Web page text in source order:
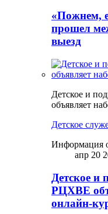
«Пожнем,
прошел
выезд
Детское и
объявляет
Детское
Информация
апр 20
Детское и
РЦХВЕ
онлайн-